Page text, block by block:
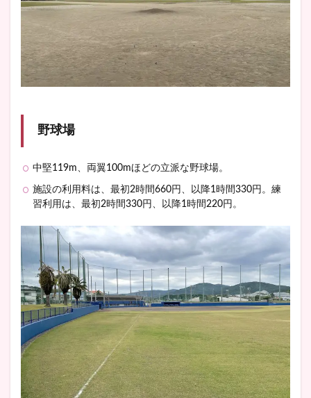
野球場
中堅119m、両翼100mほどの立派な野球場。
施設の利用料は、最初2時間660円、以降1時間330円。練
習利用は、最初2時間330円、以降1時間220円。